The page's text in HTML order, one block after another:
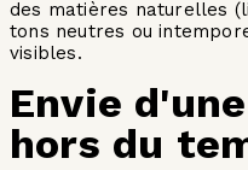
des matières naturelles
tons neutres ou
visibles.
Envie
hors du